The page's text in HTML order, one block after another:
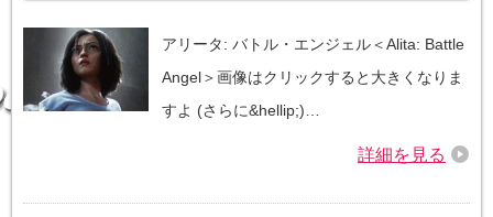
アリータ: バトル・エンジェル＜Alita: Battle
Angel＞画像はクリックすると大きくなりま
すよ (さらに&hellip;)…
詳細を見る